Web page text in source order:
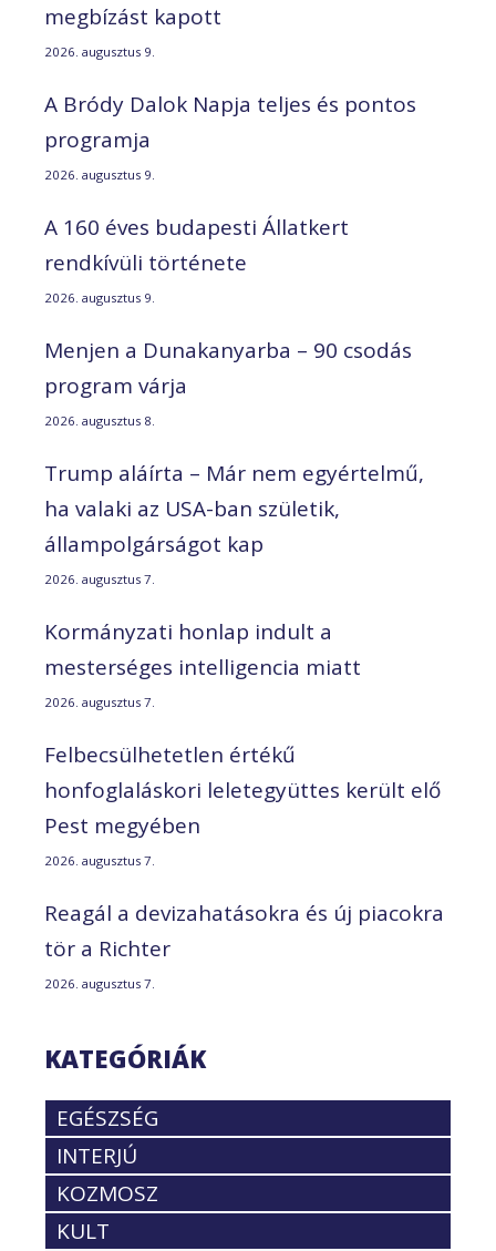
megbízást kapott
2026. augusztus 9.
A Bródy Dalok Napja teljes és pontos
programja
2026. augusztus 9.
A 160 éves budapesti Állatkert
rendkívüli története
2026. augusztus 9.
Menjen a Dunakanyarba – 90 csodás
program várja
2026. augusztus 8.
Trump aláírta – Már nem egyértelmű,
ha valaki az USA-ban születik,
állampolgárságot kap
2026. augusztus 7.
Kormányzati honlap indult a
mesterséges intelligencia miatt
2026. augusztus 7.
Felbecsülhetetlen értékű
honfoglaláskori leletegyüttes került elő
Pest megyében
2026. augusztus 7.
Reagál a devizahatásokra és új piacokra
tör a Richter
2026. augusztus 7.
KATEGÓRIÁK
EGÉSZSÉG
INTERJÚ
KOZMOSZ
KULT